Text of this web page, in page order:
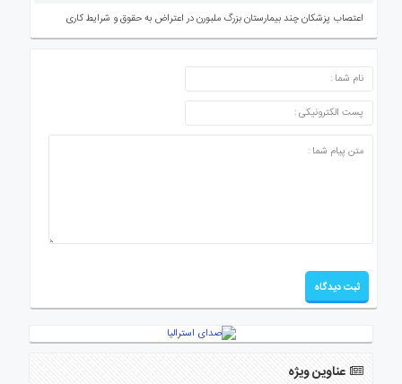
اعتصاب پزشکان چند بیمارستان بزرگ ملبورن در اعتراض به حقوق و شرایط کاری
ارسال دیدگاه
عناوین ویژه